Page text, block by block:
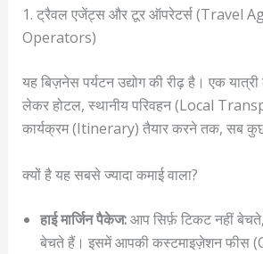
1. ट्रैवल एजेंट्स और टूर ऑपरेटर्स (Travel
Operators)
यह बिज़नेस पर्यटन उद्योग की रीढ़ है। एक
लेकर होटल, स्थानीय परिवहन (Local
कार्यक्रम (Itinerary) तैयार करने तक, सब
क्यों है यह सबसे ज्यादा कमाई वाला?
हाई मार्जिन पैकेज:आप सिर्फ़ टिकट नहीं
बेचते हैं। इसमें आपकी कस्टमाइज़ेशन फीस